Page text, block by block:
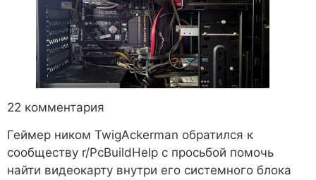
22 комментария
Геймер ником TwigAckerman обратился к
сообществу r/PcBuildHelp с просьбой помочь
найти видеокарту внутри его системного блока